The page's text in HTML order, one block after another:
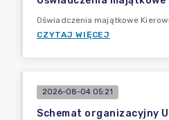
Oświadczenia majątkowe
CZYTAJ WIĘCEJ
2026-08-04 05:21
Schemat organizacyjny